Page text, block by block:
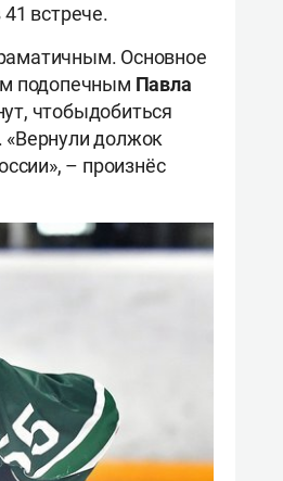
встрече.
Основное
подопечным Павла
чтобыдобиться
. «Вернули должок
– произнёс